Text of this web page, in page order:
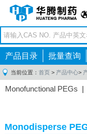
产品目录 批量查询
当前位置： 首页 > 产品中心>
Monofunctional PEGs |
Monodisperse